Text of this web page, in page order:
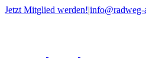
Zum
Jetzt Mitglied werden!|info@radweg-